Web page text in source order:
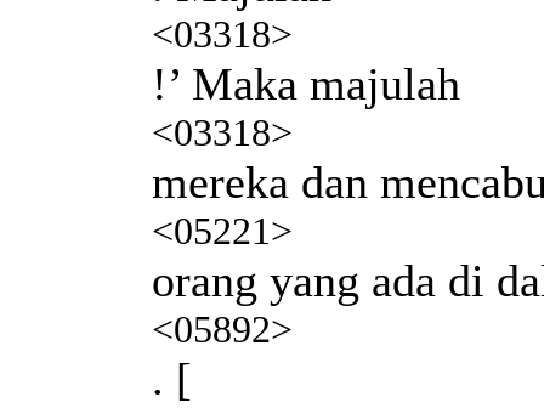
<03318>
!’ Maka majulah
<03318>
mereka dan
<05221>
orang yang ada di
<05892>
. [